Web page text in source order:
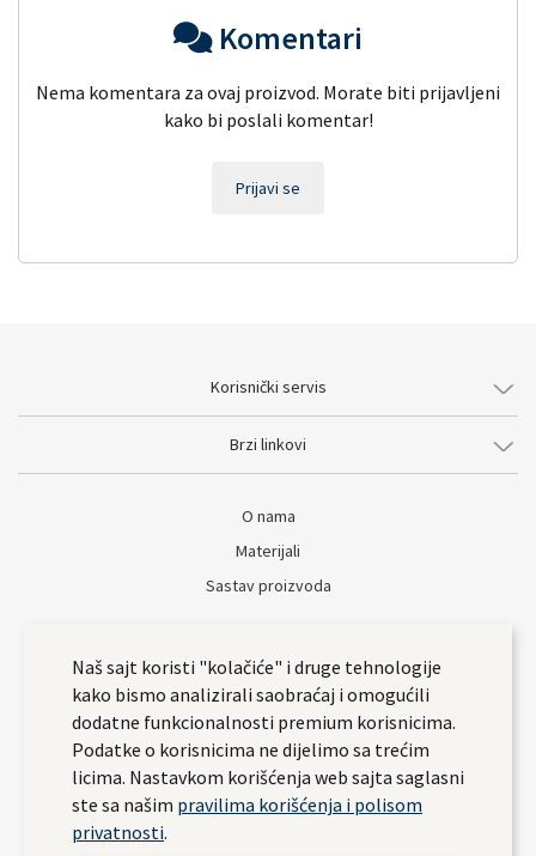
Komentari
Nema komentara za ovaj proizvod. Morate biti prijavljeni
kako bi poslali komentar!
Prijavi se
Korisnički servis
Brzi linkovi
O nama
Materijali
Sastav proizvoda
Naš sajt koristi "kolačiće" i druge tehnologije
kako bismo analizirali saobraćaj i omogućili
dodatne funkcionalnosti premium korisnicima.
Podatke o korisnicima ne dijelimo sa trećim
licima. Nastavkom korišćenja web sajta saglasni
ste sa našim pravilima korišćenja i polisom
privatnosti.